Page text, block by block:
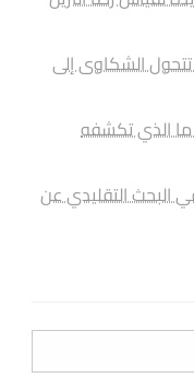
الشكاوى إلى
ما الذي تكشفه
البحث التقليدي عن